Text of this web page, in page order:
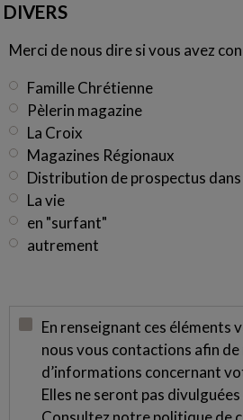
DIVERS
Merci de nous dire si vous avez
Famille Chrétienne
Pèlerin magazine
La Croix
Magazines Régionaux
Distribution de prospectus dans
La vie
en "surfant"
autrement
En renseignant ces éléments
nous vous contactions afin
d’informations concernant
Elles ne seront pas